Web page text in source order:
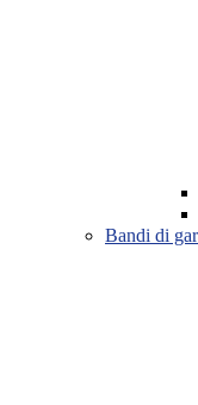
Bandi di